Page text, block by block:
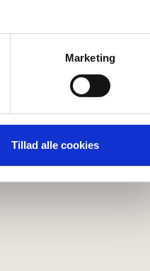
medier og til at analysere
for sociale medier,
Marketing
Tillad alle cookies